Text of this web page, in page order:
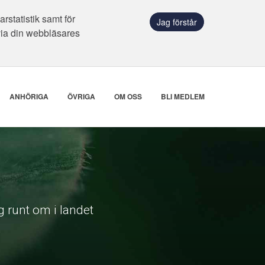
samt för
din webbläsares
Jag förstår
ANHÖRIGA ÖVRIGA OM OSS BLI MEDLEM
runt om i landet